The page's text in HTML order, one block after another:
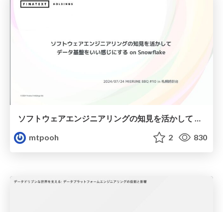
ソフトウェアエンジニアリングの知見を活かして データ基盤をいい感じにする on Snowflake [MIERUNE BBQ #10]
mtpooh
2 830